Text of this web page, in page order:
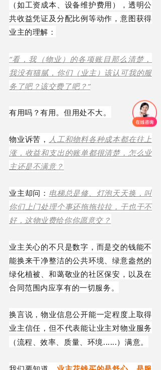
（如工资成本、设备维护费用），透明公
共收益凭证及分配比例等动作，意图获得
业主的理解：
“看，我（物业）的各项账目那么清楚，
我没有猫腻，你们（业主）该认可我的服
务了吧？该交费了吧？”
有用吗？有用。但用处不大。
物业诉苦，
人工和物料各种成本都在往上
涨，收益和支出的账单都很清楚，怎么业
主还是不满意？
业主却问： 电梯总是修、灯泡天天换，叫
你们上门处理个事还拖拖拉拉，干也干不
好，这物业费给你你愿意交？
业主关心的不只是数字，而是交的钱能不
能换来干净整洁的公共环境、绿意盎然的
绿化植被、和蔼敬业的社区保安，以及在
合同范围内应享有的一切服务。
换言说，物业信息公开能一定程度上取得
业主信任，但不代表能让业主对物业服务
（流程
、效率、质量、环境......）满意。